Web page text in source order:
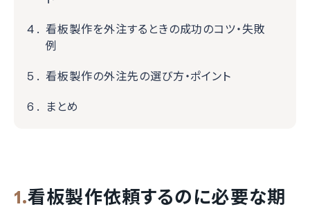
看板製作を外注するときの成功のコツ・失敗
例
看板製作の外注先の選び方・ポイント
まとめ
看板製作依頼するのに必要な期